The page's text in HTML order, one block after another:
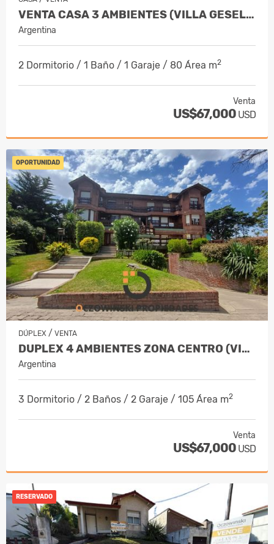
VENTA CASA 3 AMBIENTES (VILLA GESELL)
Argentina
2 Dormitorio / 1 Baño / 1 Garaje / 80 Área m2
Venta
US$67,000 USD
OPORTUNIDAD
DÚPLEX / VENTA
DUPLEX 4 AMBIENTES ZONA CENTRO (VILLA GESELL)
Argentina
3 Dormitorio / 2 Baños / 2 Garaje / 105 Área m2
Venta
US$67,000 USD
RESERVADO